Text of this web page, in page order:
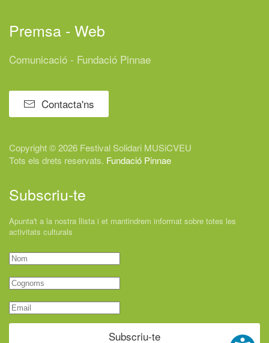
Premsa - Web
Comunicació - Fundació Pinnae
Contacta'ns
Copyright © 2026 Festival Solidari MUSiCVEU
Tots els drets reservats. Fundació Pinnae
Subscriu-te
Apunta't a la nostra llista i et mantindrem informat sobre totes les
activitats culturals
Subscriu-te